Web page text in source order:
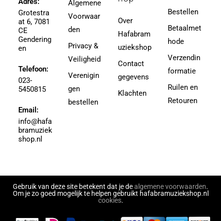
Agrell, Jeffrey
Agricole-Genin, Paul
Aguilar, Walter Leon
Aguilera, Christina
Ahbez, Eden
Ahle, Johann R.
Ahronheim, Albert
Airto Moreira Ramon Zenker
Aitken
Aitken, Robert
Al Hirt
Al-Odeh, Simon
3,5 (4e Divisie)
3-4
3.5
30
3e divisie
4
4,5
4,5 (3e divisie)
4.5
6
7
43497
Grotestra
at 6, 7081
CE
Gendering
en
Telefoon:
023-
5450815
Email:
info@hafa
bramuziek
shop.nl
Algemene
Voorwaar
den
Privacy &
Veiligheid
Verenigin
gen
bestellen
Over
Hafabram
uziekshop
Contact
gegevens
Klachten
Bestellen
Betaalmet
hode
Verzendin
formatie
Ruilen en
Retouren
Gebruik van deze site betekent dat je dealgemene voorwaarden.
Om je zo goed mogelijk te helpen gebruikt hafabramuziekshop.nl
cookies.